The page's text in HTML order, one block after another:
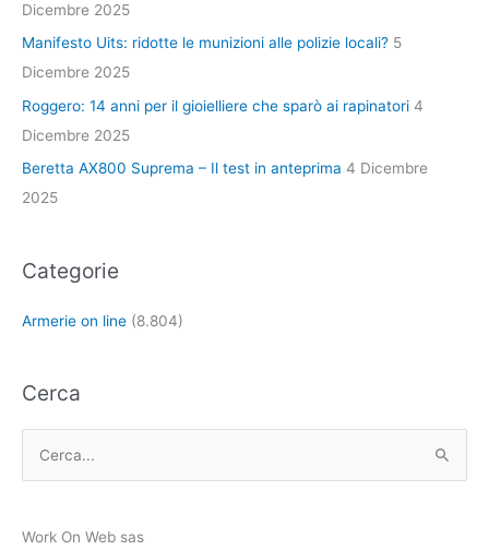
Dicembre 2025
Manifesto Uits: ridotte le munizioni alle polizie locali? 5
Dicembre 2025
Roggero: 14 anni per il gioielliere che sparò ai rapinatori 4
Dicembre 2025
Beretta AX800 Suprema – Il test in anteprima 4 Dicembre
2025
Categorie
Armerie on line (8.804)
Cerca
Work On Web sas